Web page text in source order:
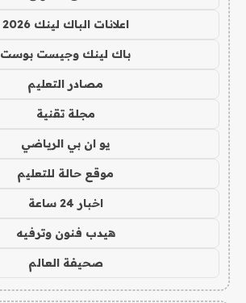
اعلانات الباك لينك 2026
باك لينك وجيست بوست
مصادر التعليم
مجلة تقنية
يو ان بي الرياضي
موقع حالة للتعليم
اخبار 24 ساعة
هيدب فنون وترفيه
صحيفة العالم